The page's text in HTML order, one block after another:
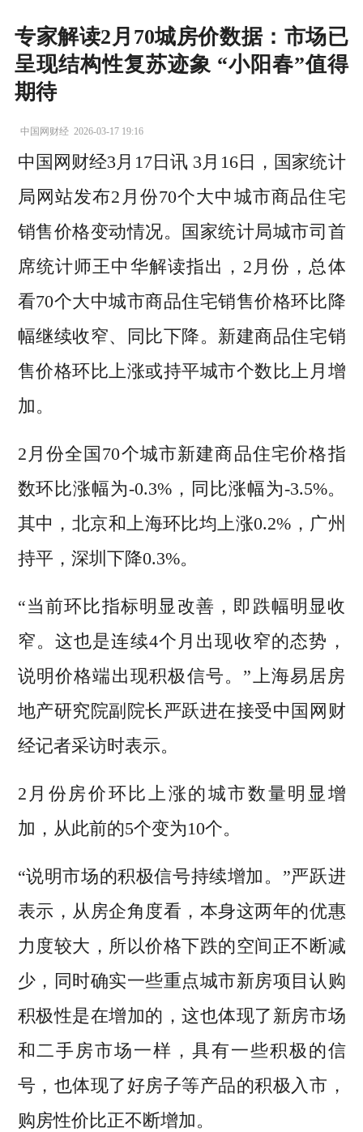
专家解读2月70城房价数据：市场已
呈现结构性复苏迹象 “小阳春”值得
期待
中国网财经 2026-03-17 19:16
中国网财经3月17日讯 3月16日，国家统计
局网站发布2月份70个大中城市商品住宅
销售价格变动情况。国家统计局城市司首
席统计师王中华解读指出，2月份，总体
看70个大中城市商品住宅销售价格环比降
幅继续收窄、同比下降。新建商品住宅销
售价格环比上涨或持平城市个数比上月增
加。
2月份全国70个城市新建商品住宅价格指
数环比涨幅为-0.3%，同比涨幅为-3.5%。
其中，北京和上海环比均上涨0.2%，广州
持平，深圳下降0.3%。
“当前环比指标明显改善，即跌幅明显收
窄。这也是连续4个月出现收窄的态势，
说明价格端出现积极信号。”上海易居房
地产研究院副院长严跃进在接受中国网财
经记者采访时表示。
2月份房价环比上涨的城市数量明显增
加，从此前的5个变为10个。
“说明市场的积极信号持续增加。”严跃进
表示，从房企角度看，本身这两年的优惠
力度较大，所以价格下跌的空间正不断减
少，同时确实一些重点城市新房项目认购
积极性是在增加的，这也体现了新房市场
和二手房市场一样，具有一些积极的信
号，也体现了好房子等产品的积极入市，
购房性价比正不断增加。